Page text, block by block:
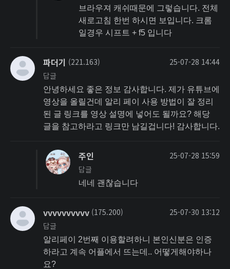
브라우져 캐쉬때문에 그렇습니다. 전체
새로고침 한번 하시면 보입니다. 크롬
일경우 시프트 + f5 입니다
파더기 (221.163)
25-07-28 14:44
답글
안녕하세요 좋은 정보 감사합니다. 제가 유튜브에
영상을 올릴건데 알리 페이 사용 방법이 잘 정리
된 글 링크를 영상 설명에 넣어도 될까요? 해당
글을 참고하라고 링크만 남길겁니다! 감사합니다.
주인
25-07-28 15:59
답글
네네 괜찮습니다
vvvvvvvvvv (175.200)
25-07-30 13:12
답글
알리페이 2번째 이용할려하니 본인신분은 인증
하라고 계속 어플에서 뜨는데.. 어떻게해야하나
요?